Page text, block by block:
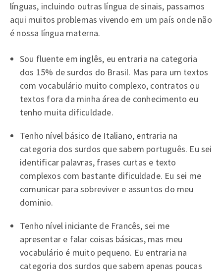
línguas, incluindo outras língua de sinais, passamos
aqui muitos problemas vivendo em um país onde não
é nossa língua materna.
Sou fluente em inglês, eu entraria na categoria
dos 15% de surdos do Brasil. Mas para um textos
com vocabulário muito complexo, contratos ou
textos fora da minha área de conhecimento eu
tenho muita dificuldade.
Tenho nível básico de Italiano, entraria na
categoria dos surdos que sabem português. Eu sei
identificar palavras, frases curtas e texto
complexos com bastante dificuldade. Eu sei me
comunicar para sobreviver e assuntos do meu
dominio.
Tenho nível iniciante de Francês, sei me
apresentar e falar coisas básicas, mas meu
vocabulário é muito pequeno. Eu entraria na
categoria dos surdos que sabem apenas poucas